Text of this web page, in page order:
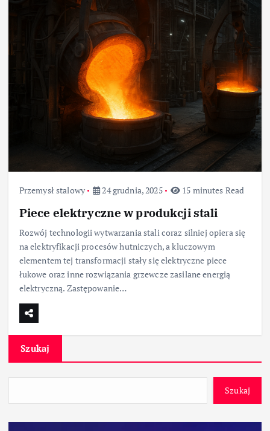
Przemysł stalowy 24 grudnia, 2025 15 minutes Read
Piece elektryczne w produkcji stali
Rozwój technologii wytwarzania stali coraz silniej opiera się
na elektryfikacji procesów hutniczych, a kluczowym
elementem tej transformacji stały się elektryczne piece
łukowe oraz inne rozwiązania grzewcze zasilane energią
elektryczną. Zastępowanie…
Szukaj
Szukaj